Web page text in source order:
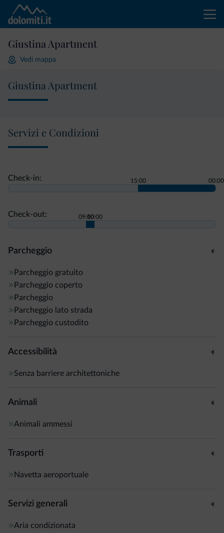
Giustina Apartment
Vedi mappa
Giustina Apartment
Servizi e Condizioni
Check-in: 15:00 00:00
Check-out: 09:0010:00
Parcheggio
Parcheggio gratuito
Parcheggio coperto
Parcheggio
Parcheggio lato strada
Parcheggio custodito
Accessibilità
Senza barriere architettoniche
Animali
Animali ammessi
Trasporti
Navetta aeroportuale
Servizi generali
Aria condizionata